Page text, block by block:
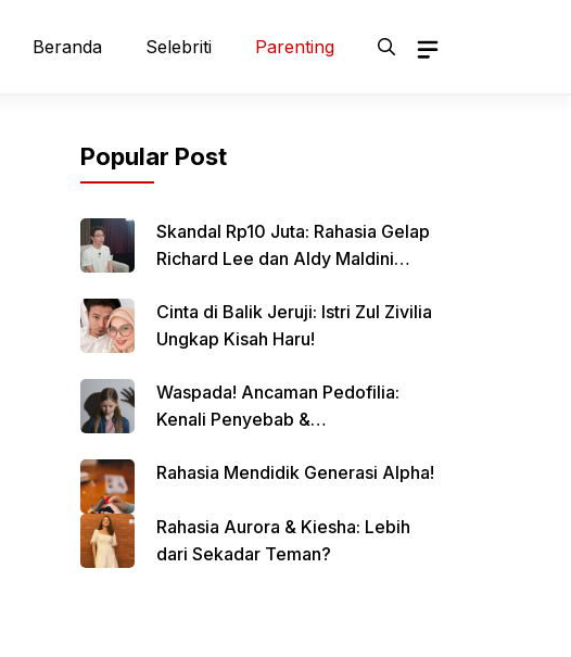
Beranda Selebriti Parenting
Popular Post
Skandal Rp10 Juta: Rahasia Gelap
Richard Lee dan Aldy Maldini
Cinta di Balik Jeruji: Istri Zul Zivilia
Ungkap Kisah Haru!
Waspada! Ancaman Pedofilia:
Kenali Penyebab &
Rahasia Mendidik Generasi Alpha!
Rahasia Aurora & Kiesha: Lebih
dari Sekadar Teman?